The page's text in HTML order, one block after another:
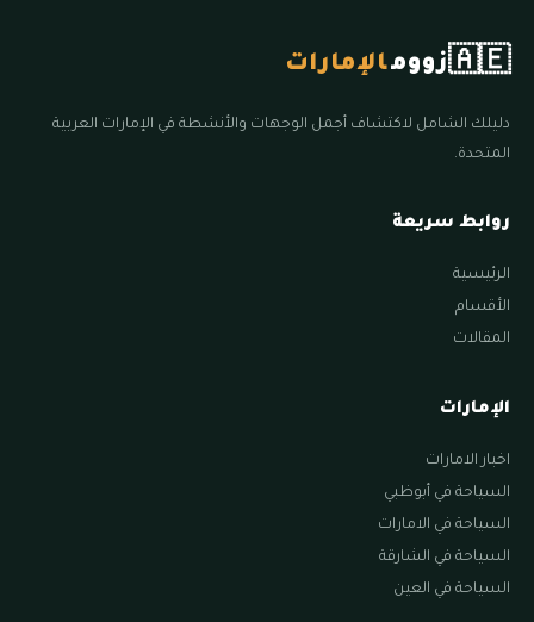
🇦🇪زوومالإمارات
دليلك الشامل لاكتشاف أجمل الوجهات والأنشطة في الإمارات العربية
المتحدة.
روابط سريعة
الرئيسية
الأقسام
المقالات
الإمارات
اخبار الامارات
السياحة في أبوظبي
السياحة في الامارات
السياحة في الشارقة
السياحة في العين